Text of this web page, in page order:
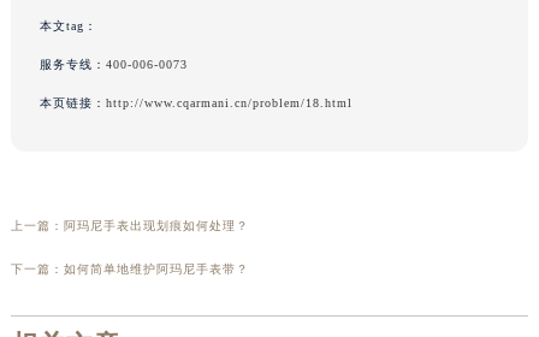
本文tag：
服务专线： 400-006-0073
本页链接： http://www.cqarmani.cn/problem/18.html
上一篇： 阿玛尼手表出现划痕如何处理？
下一篇： 如何简单地维护阿玛尼手表带？